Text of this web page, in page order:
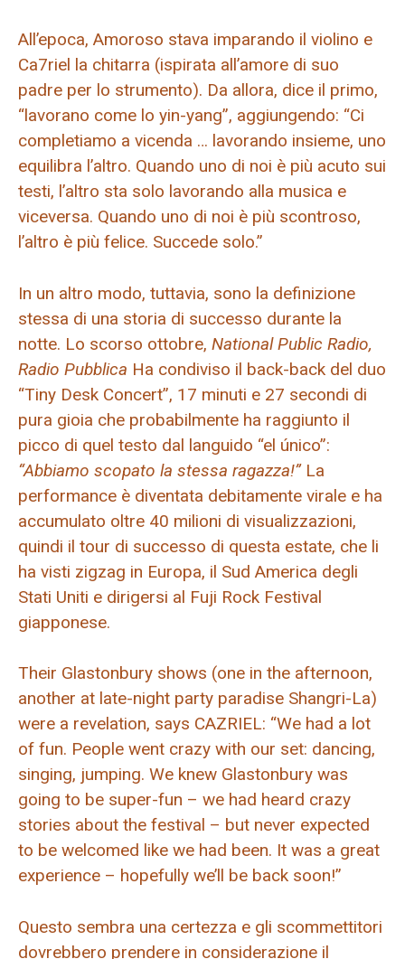
All’epoca, Amoroso stava imparando il violino e
Ca7riel la chitarra (ispirata all’amore di suo
padre per lo strumento). Da allora, dice il primo,
“lavorano come lo yin-yang”, aggiungendo: “Ci
completiamo a vicenda … lavorando insieme, uno
equilibra l’altro. Quando uno di noi è più acuto sui
testi, l’altro sta solo lavorando alla musica e
viceversa. Quando uno di noi è più scontroso,
l’altro è più felice. Succede solo.”
In un altro modo, tuttavia, sono la definizione
stessa di una storia di successo durante la
notte. Lo scorso ottobre, National Public Radio,
Radio Pubblica Ha condiviso il back-back del duo
“Tiny Desk Concert”, 17 minuti e 27 secondi di
pura gioia che probabilmente ha raggiunto il
picco di quel testo dal languido “el único”:
“Abbiamo scopato la stessa ragazza!” La
performance è diventata debitamente virale e ha
accumulato oltre 40 milioni di visualizzazioni,
quindi il tour di successo di questa estate, che li
ha visti zigzag in Europa, il Sud America degli
Stati Uniti e dirigersi al Fuji Rock Festival
giapponese.
Their Glastonbury shows (one in the afternoon,
another at late-night party paradise Shangri-La)
were a revelation, says CAZRIEL: “We had a lot
of fun. People went crazy with our set: dancing,
singing, jumping. We knew Glastonbury was
going to be super-fun – we had heard crazy
stories about the festival – but never expected
to be welcomed like we had been. It was a great
experience – hopefully we’ll be back soon!”
Questo sembra una certezza e gli scommettitori
dovrebbero prendere in considerazione il